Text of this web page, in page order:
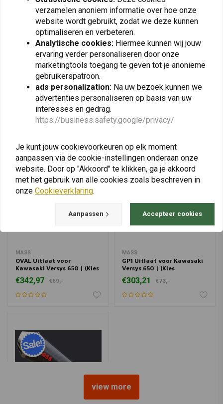
OVAL INOX met Complete
2in1 Systeemuitlaat voor
Yamaha XTZ 750
SuperTeneré
€854,96
MASS
OVAL Uitlaat voor Honda
Transalp 600/650/700 |
(Kies Materiaal)
€342,97
View more
MASS
OVAL Uitlaat voor
Kawasaki Versys 650 | (Kies
Materiaal)
€342,97 €69,-
MASS
GP1 Uitlaat voor Kawasaki
Versys 650 | (Kies
Materiaal)
€303,21 €73,-
view more
verzamelen anoniem informatie over hoe onze
website wordt gebruikt, zodat we deze kunnen
optimaliseren en verbeteren.
Analytische cookies: Hiermee kunnen wij jouw
ervaring verder personaliseren door onze
marketingtools toegang te geven tot je anonieme
gebruikerspatroon.
ads personalization: Na uw bezoek kunnen we
advertenties personaliseren op basis van uw
interesses en gedrag.
https://business.safety.google/privacy/
Je kunt jouw cookievoorkeuren op elk moment
aanpassen via de cookie-instellingen onderaan onze
website. Door op "Akkoord" te klikken, ga je akkoord
met het gebruik van alle cookies zoals beschreven in
onze Cookieverklaring.
Aanpassen Accepteer cookies